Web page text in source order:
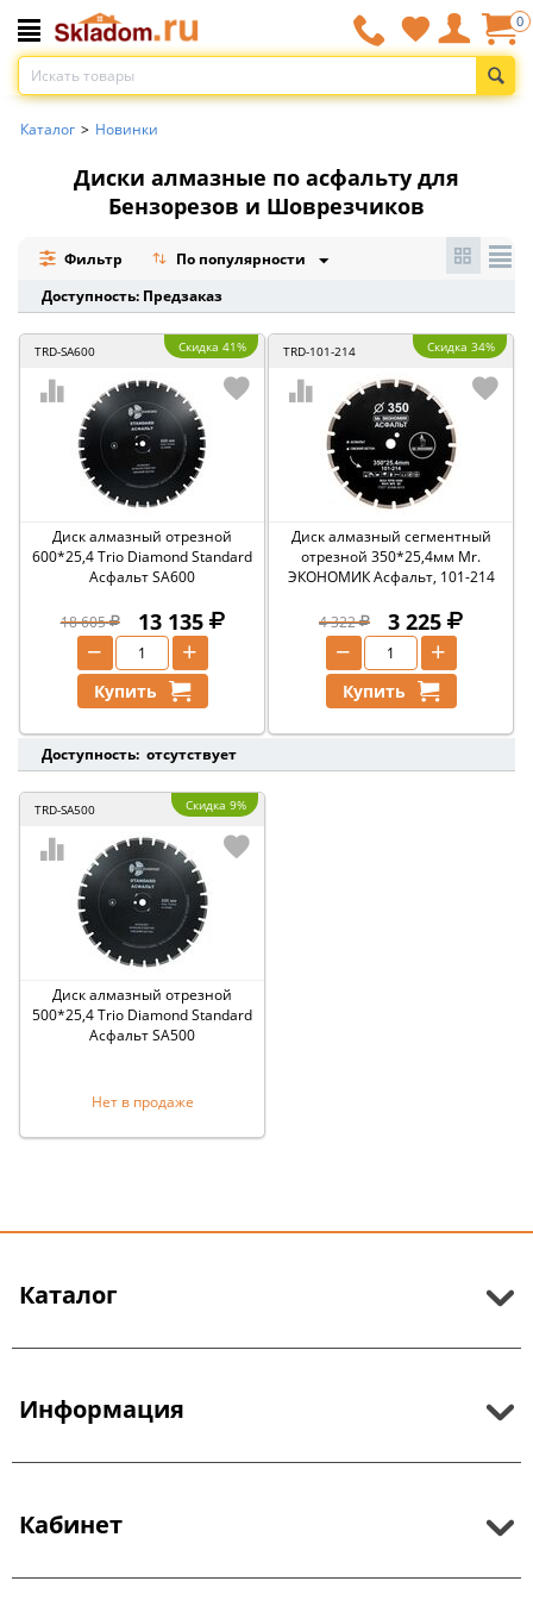
0
Каталог > Новинки
Диски алмазные по асфальту для
Бензорезов и Шоврезчиков
Фильтр
По популярности
Доступность: Предзаказ
TRD-SA600 Скидка 41%
Диск алмазный отрезной
600*25,4 Trio Diamond Standard
Асфальт SA600
18 605 13 135
+
−
Купить
TRD-101-214 Скидка 34%
Диск алмазный сегментный
отрезной 350*25,4мм Mr.
ЭКОНОМИК Асфальт, 101-214
4 322 3 225
+
−
Купить
Доступность: отсутствует
TRD-SA500 Скидка 9%
Диск алмазный отрезной
500*25,4 Trio Diamond Standard
Асфальт SA500
Нет в продаже
Каталог
Информация
Кабинет